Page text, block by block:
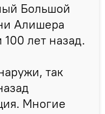
Большой
Алишера
лет назад.
так
Многие